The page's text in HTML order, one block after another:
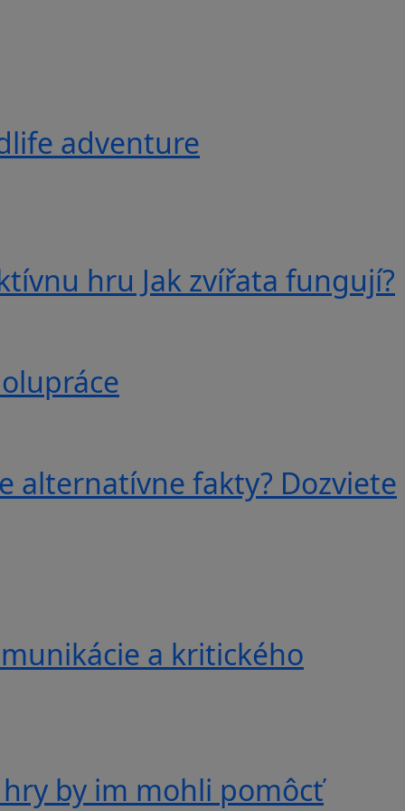
adventure
hru Jak zvířata fungují?
alternatívne fakty? Dozviete
a kritického
by im mohli pomôcť